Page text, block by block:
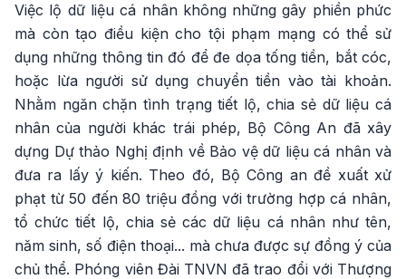
Việc lộ dữ liệu cá nhân không những gây phiền phức
mà còn tạo điều kiện cho tội phạm mạng có thể sử
dụng những thông tin đó để đe dọa tống tiền, bắt cóc,
hoặc lừa người sử dụng chuyển tiền vào tài khoản.
Nhằm ngăn chặn tình trạng tiết lộ, chia sẻ dữ liệu cá
nhân của người khác trái phép, Bộ Công An đã xây
dựng Dự thảo Nghị định về Bảo vệ dữ liệu cá nhân và
đưa ra lấy ý kiến. Theo đó, Bộ Công an đề xuất xử
phạt từ 50 đến 80 triệu đồng với trường hợp cá nhân,
tổ chức tiết lộ, chia sẻ các dữ liệu cá nhân như tên,
năm sinh, số điện thoại... mà chưa được sự đồng ý của
chủ thể. Phóng viên Đài TNVN đã trao đổi với Thượng